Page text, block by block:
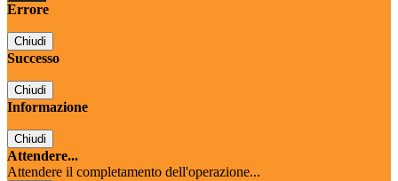
Errore
Chiudi
Successo
Chiudi
Informazione
Chiudi
Attendere...
Attendere il completamento dell'operazione...